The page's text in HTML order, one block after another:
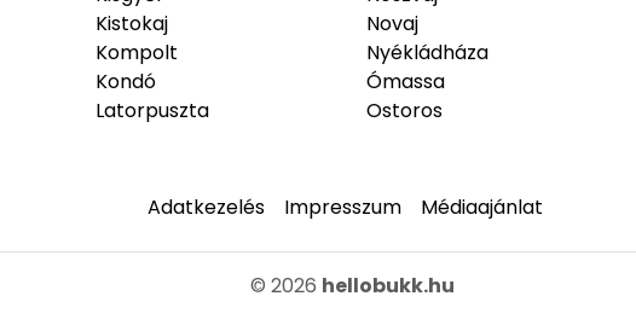
Kács
Kál
Kápolna
Kazincbarcika
Kisfüzes
Miskolctapolca
Mocsolyástelep
Mónosbél
Nagybarca
Nekézseny
Nyékládháza